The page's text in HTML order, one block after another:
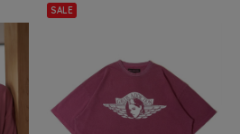
SALE